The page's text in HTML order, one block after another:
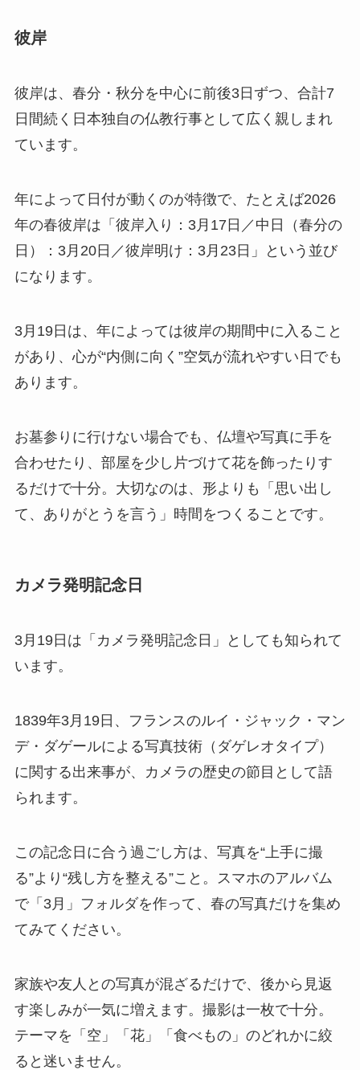
彼岸
彼岸は、春分・秋分を中心に前後3日ずつ、合計7
日間続く日本独自の仏教行事として広く親しまれ
ています。
年によって日付が動くのが特徴で、たとえば2026
年の春彼岸は「彼岸入り：3月17日／中日（春分の
日）：3月20日／彼岸明け：3月23日」という並び
になります。
3月19日は、年によっては彼岸の期間中に入ること
があり、心が“内側に向く”空気が流れやすい日でも
あります。
お墓参りに行けない場合でも、仏壇や写真に手を
合わせたり、部屋を少し片づけて花を飾ったりす
るだけで十分。大切なのは、形よりも「思い出し
て、ありがとうを言う」時間をつくることです。
カメラ発明記念日
3月19日は「カメラ発明記念日」としても知られて
います。
1839年3月19日、フランスのルイ・ジャック・マン
デ・ダゲールによる写真技術（ダゲレオタイプ）
に関する出来事が、カメラの歴史の節目として語
られます。
この記念日に合う過ごし方は、写真を“上手に撮
る”より“残し方を整える”こと。スマホのアルバム
で「3月」フォルダを作って、春の写真だけを集め
てみてください。
家族や友人との写真が混ざるだけで、後から見返
す楽しみが一気に増えます。撮影は一枚で十分。
テーマを「空」「花」「食べもの」のどれかに絞
ると迷いません。